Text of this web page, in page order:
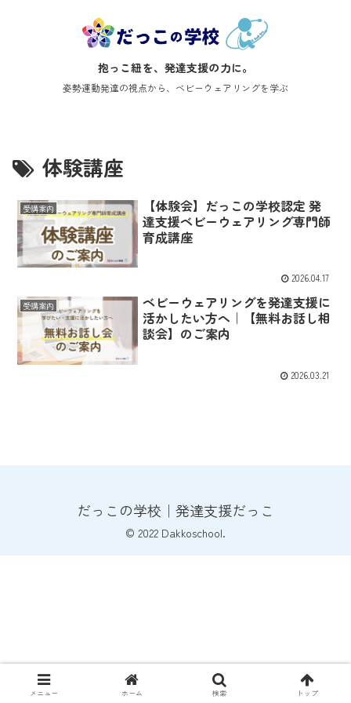
だっこの学校｜発達支援だ
姿勢運動発達の視点から、ベビーウェアリングを学ぶ
体験講座
受講案内
【体験会】だっこの学校認定 発
達支援ベビーウェアリング専門師
育成講座
2026.04.17
受講案内
ベビーウェアリングを発達支援に
活かしたい方へ｜【無料お話し相
談会】のご案内
2026.03.21
だっこの学校｜発達支援だっこ
© 2022 Dakkoschool.
メニュー ホーム 検索 トップ